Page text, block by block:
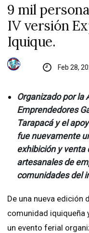
9 mil
IV versión
Iquique.
Feb 28,
Organizado por la
Emprendedores
Tarapacá y el
fue nuevamente
exhibición y venta
artesanales de
comunidades del
De una nueva edición
comunidad iquiqueña
un evento ferial